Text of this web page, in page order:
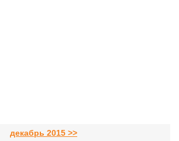
декабрь 2015 >>